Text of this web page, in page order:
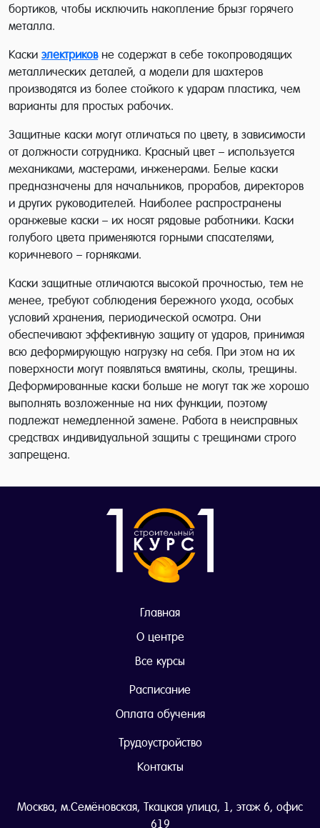
бортиков, чтобы исключить накопление брызг горячего
металла.
Каски электриковне содержат в себе токопроводящих
металлических деталей, а модели для шахтеров
производятся из более стойкого к ударам пластика, чем
варианты для простых рабочих.
Защитные каски могут отличаться по цвету, в зависимости
от должности сотрудника. Красный цвет – используется
механиками, мастерами, инженерами. Белые каски
предназначены для начальников, прорабов, директоров
и других руководителей. Наиболее распространены
оранжевые каски – их носят рядовые работники. Каски
голубого цвета применяются горными спасателями,
коричневого – горняками.
Каски защитные отличаются высокой прочностью, тем не
менее, требуют соблюдения бережного ухода, особых
условий хранения, периодической осмотра. Они
обеспечивают эффективную защиту от ударов, принимая
всю деформирующую нагрузку на себя. При этом на их
поверхности могут появляться вмятины, сколы, трещины.
Деформированные каски больше не могут так же хорошо
выполнять возложенные на них функции, поэтому
подлежат немедленной замене. Работа в неисправных
средствах индивидуальной защиты с трещинами строго
запрещена.
Главная
О центре
Все курсы
Расписание
Оплата обучения
Трудоустройство
Контакты
Москва, м.Семёновская, Ткацкая улица, 1, этаж 6, офис
619